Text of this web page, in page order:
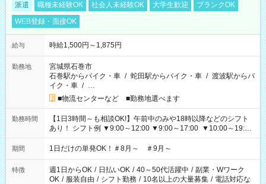
派遣 職種未経験OK 社会人未経験OK 大学生歓迎
ブランクOK
WEB登録・面接OK
給与 時給1,500円～1,875円
勤務地
宮城県石巻市
石巻駅からバイク・車 / 蛇田駅からバイク・車 / 渡波駅からバ
イク・車 / …
■物流センターなど ■勤務地選べます
勤務時間
【1日3時間～も相談OK!】午前中のみや18時以降などのシフト
あり！ シフト例 ▼9:00～12:00 ▼9:00～17:00 ▼10:00～19:00
▼18:00～21:00
期間 1日だけの単発OK！＃8月～ ＃9月～
特徴 週1日からOK / 日払いOK / 40～50代活躍中 / 副業・Wワーク
OK / 服装自由 / シフト勤務 / 10名以上の大量募集 / 電話対応な